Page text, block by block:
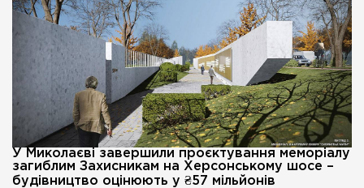
У Миколаєві завершили проєктування меморіалу
загиблим Захисникам на Херсонському шосе –
будівництво оцінюють у ₴57 мільйонів